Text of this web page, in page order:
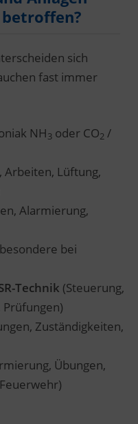
sich
fast immer
NH3 oder CO2 /
Arbeiten, Lüftung,
Alarmierung,
bei
Technik (Steuerung,
Zuständigkeiten,
Übungen,